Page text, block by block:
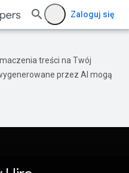
Zaloguj się
treści na Twój
przez AI mogą